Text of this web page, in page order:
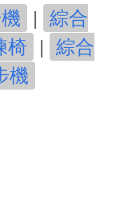
|
綜合
椅 |
綜合
機